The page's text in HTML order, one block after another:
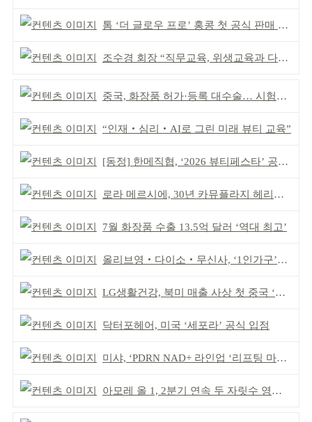
톰 ‘더 글로우 프로’ 홍콩 첫 공식 판매 완판
조수경 회장 “직무교육, 위생교육과 다르다”
중국, 화장품 허가·등록 대수술… 시험자료 공용 허용
“인재‧심리‧AI로 그린 미래 뷰티 교육”
[동정] 한메직협, ‘2026 뷰티페스타’ 공동 주최
로라 메르시에, 30년 카뮤플라지 헤리티지 담아
7월 화장품 수출 13.5억 달러 ‘역대 최고’
올리브영‧다이소‧무신사, ‘1인가구’가 이끈다
LG생활건강, 북미 매출 사상 첫 중국 ‘추월’
닥터포헤어, 미국 ‘세포라’ 공식 입점
미샤, ‘PDRN NAD+ 라인업 ‘리프팅 마스크’ 출시
아모레 올 1, 2분기 연속 두 자릿수 영업이익률 기록